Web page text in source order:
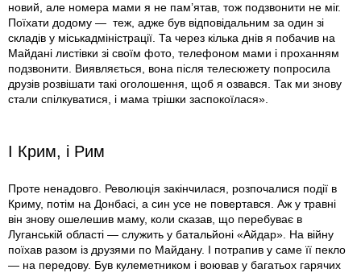
новий, але номера мами я не пам’ятав, тож подзвонити не міг.
Поїхати додому — теж, адже був відповідальним за один зi
складів у міськадміністрації. Та через кілька днів я побачив на
Майдані листівки зі своїм фото, телефоном мами і проханням
подзвонити. Виявляється, вона після телесюжету попросила
друзів розвішати такі оголошення, щоб я озвався. Так ми знову
стали спілкуватися, і мама трішки заспокоїлася».
І Крим, і Рим
Проте ненадовго. Революція закінчилася, розпочалися події в
Криму, потім на Донбасі, а син усе не повертався. Аж у травні
він знову ошелешив маму, коли сказав, що перебуває в
Луганській області — служить у батальйоні «Айдар». На війну
поїхав разом із друзями по Майдану. І потрапив у саме її пекло
— на передову. Був кулеметником і воював у багатьох гарячих